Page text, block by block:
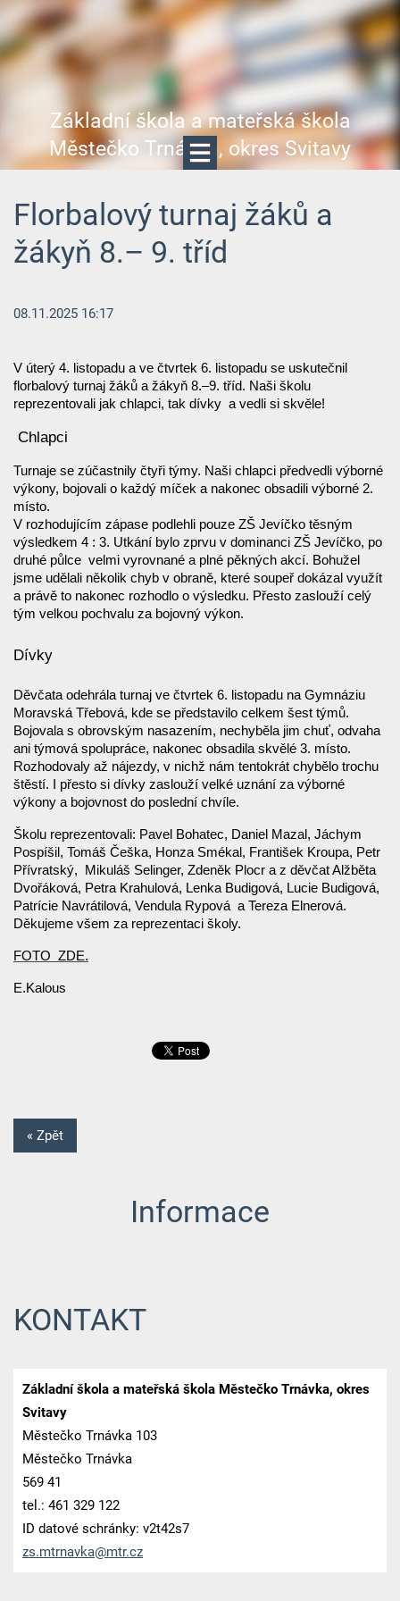
Základní škola a mateřská škola
Městečko Trnávka, okres Svitavy
Florbalový turnaj žáků a
žákyň 8.– 9. tříd
08.11.2025 16:17
V úterý 4. listopadu a ve čtvrtek 6. listopadu se uskutečnil
florbalový turnaj žáků a žákyň 8.–9. tříd. Naši školu
reprezentovali jak chlapci, tak dívky a vedli si skvěle!
Chlapci
Turnaje se zúčastnily čtyři týmy. Naši chlapci předvedli výborné
výkony, bojovali o každý míček a nakonec obsadili výborné 2.
místo.
V rozhodujícím zápase podlehli pouze ZŠ Jevíčko těsným
výsledkem 4 : 3. Utkání bylo zprvu v dominanci ZŠ Jevíčko, po
druhé půlce velmi vyrovnané a plné pěkných akcí. Bohužel
jsme udělali několik chyb v obraně, které soupeř dokázal využít
a právě to nakonec rozhodlo o výsledku. Přesto zaslouží celý
tým velkou pochvalu za bojovný výkon.
Dívky
Děvčata odehrála turnaj ve čtvrtek 6. listopadu na Gymnáziu
Moravská Třebová, kde se představilo celkem šest týmů.
Bojovala s obrovským nasazením, nechyběla jim chuť, odvaha
ani týmová spolupráce, nakonec obsadila skvělé 3. místo.
Rozhodovaly až nájezdy, v nichž nám tentokrát chybělo trochu
štěstí. I přesto si dívky zaslouží velké uznání za výborné
výkony a bojovnost do poslední chvíle.
Školu reprezentovali: Pavel Bohatec, Daniel Mazal, Jáchym
Pospíšil, Tomáš Češka, Honza Smékal, František Kroupa, Petr
Přívratský, Mikuláš Selinger, Zdeněk Plocr a z děvčat Alžběta
Dvořáková, Petra Krahulová, Lenka Budigová, Lucie Budigová,
Patrície Navrátilová, Vendula Rypová a Tereza Elnerová.
Děkujeme všem za reprezentaci školy.
FOTO ZDE.
E.Kalous
« Zpět
Informace
KONTAKT
Základní škola a mateřská škola Městečko Trnávka, okres
Svitavy
Městečko Trnávka 103
Městečko Trnávka
569 41
tel.: 461 329 122
ID datové schránky: v2t42s7
zs.mtrnavka@mtr.cz